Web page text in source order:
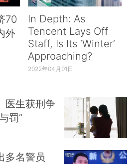
70
外
In Depth: As
Tencent Lays Off
Staff, Is Its ‘Winter’
Approaching?
2022年04月01日
医生获刑争
罚”
多名警员